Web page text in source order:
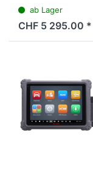
aller Steuergeräte,
Intervalle, 4-Kanal-
ab Lager
CHF 5 295.00 *